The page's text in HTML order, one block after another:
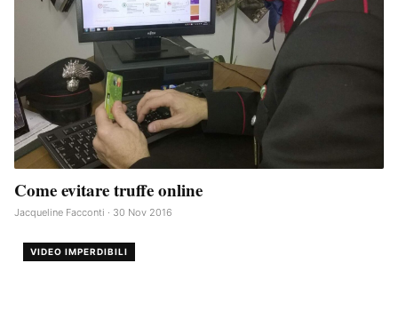
Come evitare truffe online
Jacqueline Facconti · 30 Nov 2016
VIDEO IMPERDIBILI